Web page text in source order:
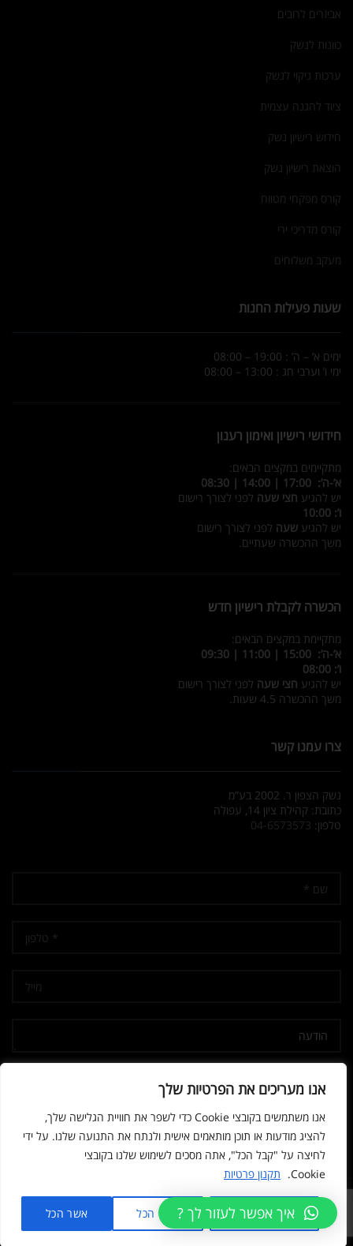
אנו מעריכים את הפרטיות שלך
אנו משתמשים בקובצי Cookie כדי לשפר את חוויית הגלישה שלך,
להציג מודעות או תוכן מותאמים אישית ולנתח את התנועה שלנו. על ידי
לחיצה על "קבל הכל", אתה מסכים לשימוש שלנו בקובצי
Cookie.
תקנון פרטיות
מותאם אישית דחה הכל אשר הכל
אביזרים לרובים
כוונות לנשק
ערכות ניקוי לנשק
ציוד להגנה עצמית
חידוש רישיון נשק
הוצאת רישיון נשק
קורס מפקחי מטווח
קורס מדריכי ירי
מעקב משלוחים
שעות פעילות החנות
ימים א’ – ה’ : 19:00 – 08:00
ימי ו’ וערבי חג : 13:00 – 08:00
חידושי רישיון ואימון רענון
מתקיימים במקצים הבאים:
א’-ה’: 17:00 | 14:00 | 08:30
יש להגיע חצי שעה לפני לצורך רישום
ו’: 10:00
יש להגיע שעה לפני לצורך רישום
משך ההכשרה שעתיים.
הכשרה לקבלת רישיון חדש
מתקיימת במקצים הבאים:
א’-ה’: 15:00 | 11:00 | 09:30
ו’: 08:00
יש להגיע חצי שעה לפני לצורך רישום
משך ההכשרה 4.5 שעות.
צרו עמנו קשר
נשק הצפון ר. 2002 בע”מ
כתובת: קהילת ציון 14, עפולה
טלפון: 04-6573573
© 2026 נשק הצפון. All rights reserved
Developed by SPARK MEDIA
איך אפשר לעזור לך ?